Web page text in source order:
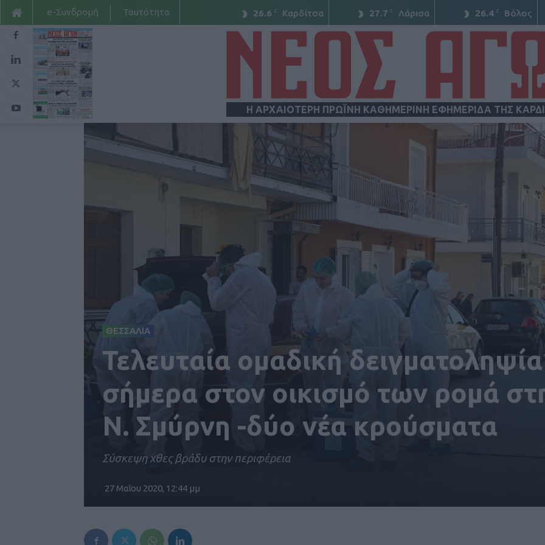
26.6 C Καρδίτσα 27.7 C Λάρισα 26.4 C Βόλος
e-Συνδρομή Ταυτότητα
Η ΑΡΧΑΙΟΤΕΡΗ ΠΡΩΪΝΗ ΚΑΘΗΜΕΡΙΝΗ ΕΦΗΜΕΡΙΔΑ ΤΗΣ
ΑΓΩΝ
ΘΕΣΣΑΛΙΑ
Τελευταία ομαδική δειγματοληψία
σήμερα στον οικισμό των ρομά
Ν. Σμύρνη -δύο νέα κρούσματα
Σύσκεψη χθες βράδυ στην περιφέρεια
27 Μαΐου 2020, 12:44 μμ